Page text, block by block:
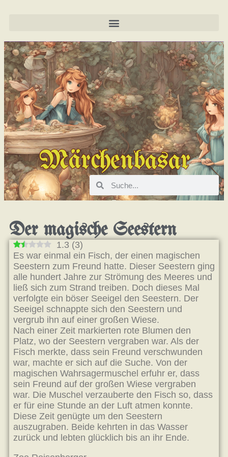
Märchenbasar
Der magische Seestern
1.3 (3)
Es war einmal ein Fisch, der einen magischen
Seestern zum Freund hatte. Dieser Seestern ging
alle hundert Jahre zur Strömung des Meeres und
ließ sich zum Strand treiben. Doch dieses Mal
verfolgte ein böser Seeigel den Seestern. Der
Seeigel schnappte sich den Seestern und
vergrub ihn auf einer großen Wiese.
Nach einer Zeit markierten rote Blumen den
Platz, wo der Seestern vergraben war. Als der
Fisch merkte, dass sein Freund verschwunden
war, machte er sich auf die Suche. Von der
magischen Wahrsagermuschel erfuhr er, dass
sein Freund auf der großen Wiese vergraben
war. Die Muschel verzauberte den Fisch so, dass
er für eine Stunde an der Luft atmen konnte.
Diese Zeit genügte um den Seestern
auszugraben. Beide kehrten in das Wasser
zurück und lebten glücklich bis an ihr Ende.